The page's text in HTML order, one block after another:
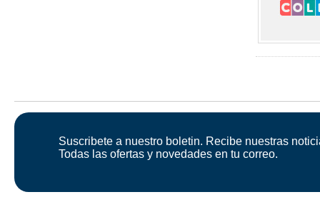
Suscribete a nuestro boletin. Recibe nuestras
Todas las ofertas y novedades en tu correo.